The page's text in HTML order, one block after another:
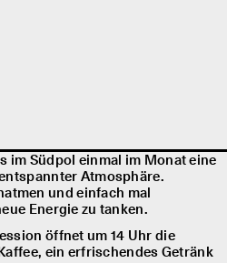
im Südpol einmal im Monat eine
Atmosphäre.
und einfach mal
Energie zu tanken.
öffnet um 14 Uhr die
ein erfrischendes Getränk